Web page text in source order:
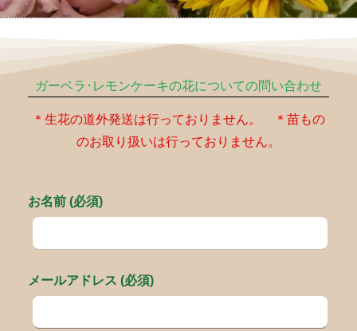
ガーベラ･レモンケーキの花についての問い合わせ
＊生花の道外発送は行っておりません。 ＊苗もの
のお取り扱いは行っておりません。
お名前 (必須)
メールアドレス (必須)